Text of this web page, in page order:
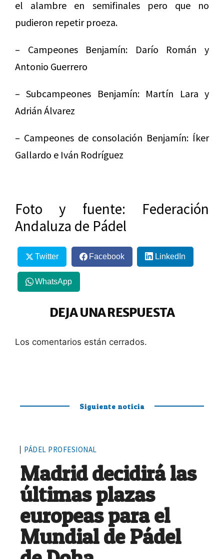
el alambre en semifinales pero que no
pudieron repetir proeza.
– Campeones Benjamín: Darío Román y
Antonio Guerrero
– Subcampeones Benjamín: Martín Lara y
Adrián Álvarez
– Campeones de consolación Benjamín: Íker
Gallardo e Iván Rodríguez
Foto y fuente: Federación
Andaluza de Pádel
Twitter Facebook LinkedIn
WhatsApp
DEJA UNA RESPUESTA
Los comentarios están cerrados.
Siguiente noticia
PÁDEL PROFESIONAL
Madrid decidirá las
últimas plazas
europeas para el
Mundial de Pádel